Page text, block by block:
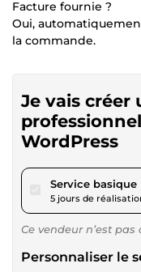
Facture fournie ?
Oui,
la commande.
Je vais créer
WordPress
Service basique
5 jours de
Ce vendeur n’est
Personnaliser le